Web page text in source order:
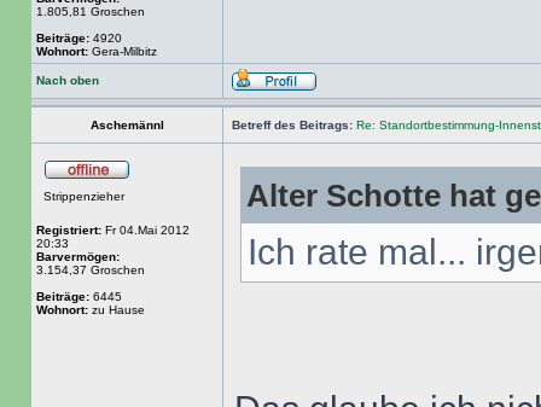
1.805,81 Groschen
Beiträge: 4920
Wohnort: Gera-Milbitz
Nach oben
Aschemännl Betreff des Beitrags: Re: Standortbestimmung-
Strippenzieher
Registriert: Fr 04.Mai 2012
20:33
Barvermögen:
3.154,37 Groschen
Beiträge: 6445
Wohnort: zu Hause
Alter Schotte hat
Ich rate mal...